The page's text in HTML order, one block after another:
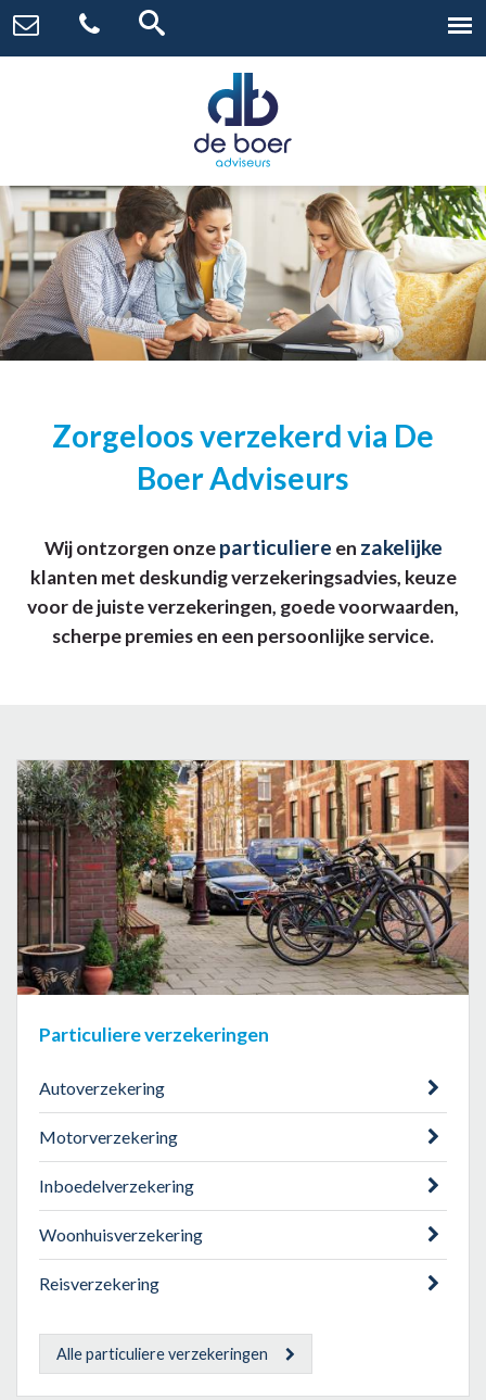
Zorgeloos verzekerd via De
Boer Adviseurs
Wij ontzorgen onzeparticuliere en zakelijke
klanten met deskundig verzekeringsadvies, keuze
voor de juiste verzekeringen, goede voorwaarden,
scherpe premies en een persoonlijke service.
Particuliere verzekeringen
Autoverzekering
Motorverzekering
Inboedelverzekering
Woonhuisverzekering
Reisverzekering
Alle particuliere verzekeringen